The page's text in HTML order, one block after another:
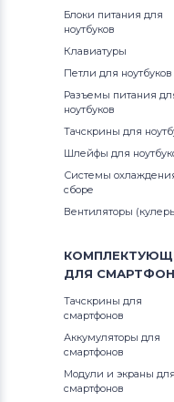
Блоки питания для
ноутбуков
Клавиатуры
Петли для ноутбуков
Разъемы питания
ноутбуков
Тачскрины для
Шлейфы для
Системы
сборе
Вентиляторы
ДЛЯ
Тачскрины для
смартфонов
Аккумуляторы для
смартфонов
Модули и экраны для
смартфонов